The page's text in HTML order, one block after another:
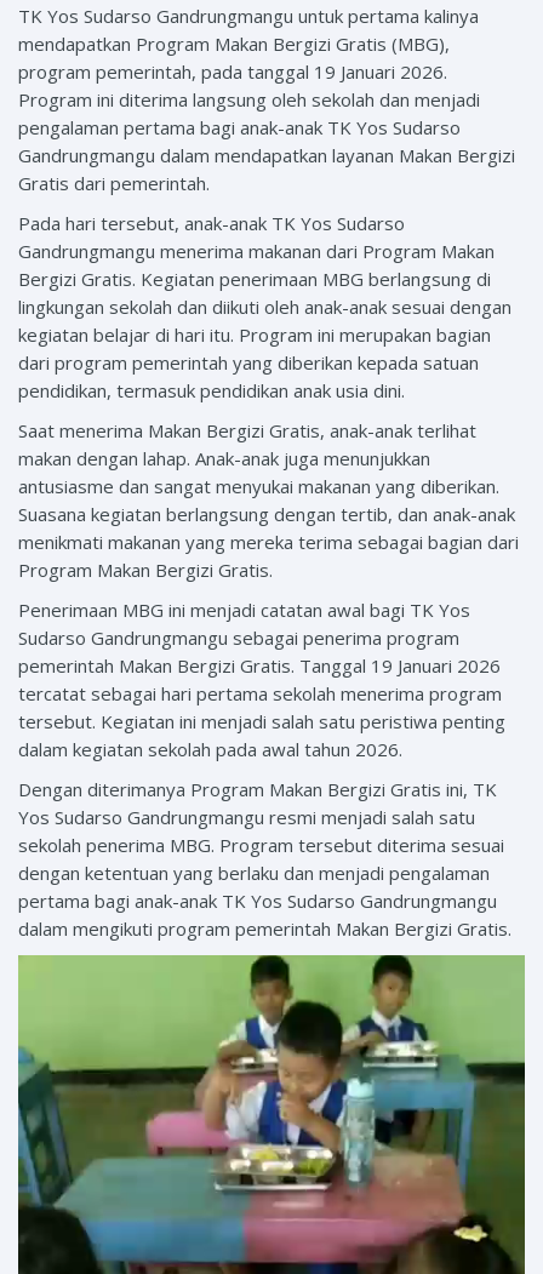
TK Yos Sudarso Gandrungmangu untuk pertama kalinya
mendapatkan Program Makan Bergizi Gratis (MBG),
program pemerintah, pada tanggal 19 Januari 2026.
Program ini diterima langsung oleh sekolah dan menjadi
pengalaman pertama bagi anak-anak TK Yos Sudarso
Gandrungmangu dalam mendapatkan layanan Makan Bergizi
Gratis dari pemerintah.
Pada hari tersebut, anak-anak TK Yos Sudarso
Gandrungmangu menerima makanan dari Program Makan
Bergizi Gratis. Kegiatan penerimaan MBG berlangsung di
lingkungan sekolah dan diikuti oleh anak-anak sesuai dengan
kegiatan belajar di hari itu. Program ini merupakan bagian
dari program pemerintah yang diberikan kepada satuan
pendidikan, termasuk pendidikan anak usia dini.
Saat menerima Makan Bergizi Gratis, anak-anak terlihat
makan dengan lahap. Anak-anak juga menunjukkan
antusiasme dan sangat menyukai makanan yang diberikan.
Suasana kegiatan berlangsung dengan tertib, dan anak-anak
menikmati makanan yang mereka terima sebagai bagian dari
Program Makan Bergizi Gratis.
Penerimaan MBG ini menjadi catatan awal bagi TK Yos
Sudarso Gandrungmangu sebagai penerima program
pemerintah Makan Bergizi Gratis. Tanggal 19 Januari 2026
tercatat sebagai hari pertama sekolah menerima program
tersebut. Kegiatan ini menjadi salah satu peristiwa penting
dalam kegiatan sekolah pada awal tahun 2026.
Dengan diterimanya Program Makan Bergizi Gratis ini, TK
Yos Sudarso Gandrungmangu resmi menjadi salah satu
sekolah penerima MBG. Program tersebut diterima sesuai
dengan ketentuan yang berlaku dan menjadi pengalaman
pertama bagi anak-anak TK Yos Sudarso Gandrungmangu
dalam mengikuti program pemerintah Makan Bergizi Gratis.